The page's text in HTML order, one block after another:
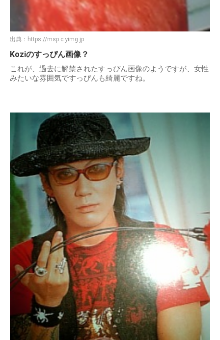
出典： https://msp.c.yimg.jp
Koziのすっぴん画像？
これが、過去に解禁されたすっぴん画像のようですが、女性
みたいな雰囲気ですっぴんも綺麗ですね。